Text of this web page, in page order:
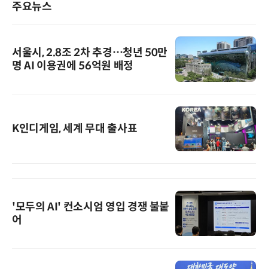
주요뉴스
서울시, 2.8조 2차 추경…청년 50만
명 AI 이용권에 56억원 배정
K인디게임, 세계 무대 출사표
'모두의 AI' 컨소시엄 영입 경쟁 불붙
어